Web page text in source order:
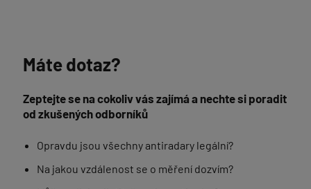
Máte dotaz?
Zeptejte se na cokoliv vás zajímá a nechte si poradit
od zkušených odborníků
Opravdu jsou všechny antiradary legální?
Na jakou vzdálenost se o měření dozvím?